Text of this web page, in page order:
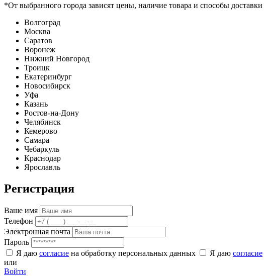
*От выбранного города зависят цены, наличие товара и способы доставки
Волгоград
Москва
Саратов
Воронеж
Нижний Новгород
Троицк
Екатеринбург
Новосибирск
Уфа
Казань
Ростов-на-Дону
Челябинск
Кемерово
Самара
Чебаркуль
Краснодар
Ярославль
Регистрация
Ваше имя
Телефон
Электронная почта
Пароль
Я даю согласие на обработку персональных данных Я даю согласие
или
Войти